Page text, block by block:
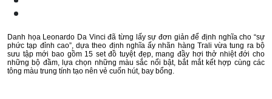
Danh họa Leonardo Da Vinci đã từng lấy sự đơn giản để định nghĩa cho “sự
phức tạp đỉnh cao”, dựa theo định nghĩa ấy nhãn hàng Trali vừa tung ra bộ
sưu tập mới bao gồm 15 set đồ tuyệt đẹp, mang đầy hơi thở nhiệt đới cho
những bộ đầm, lựa chọn những màu sắc nổi bật, bắt mắt kết hợp cùng các
tông màu trung tính tạo nên vẻ cuốn hút, bay bổng.